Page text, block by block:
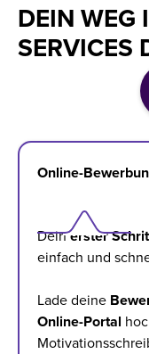
DEIN WEG
SERVICES
Online-
Deinerster
einfach und
Lade deine
Online-Portal